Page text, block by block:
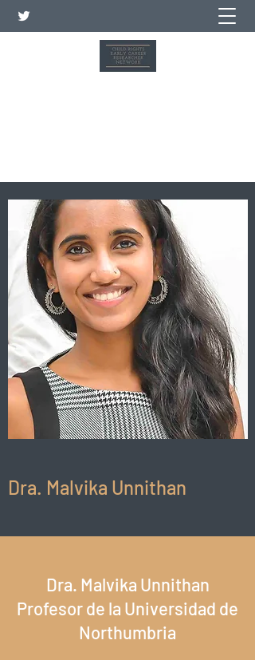
Dra. Malvika Unnithan
Dra. Malvika Unnithan
Profesor de la Universidad de
Northumbria